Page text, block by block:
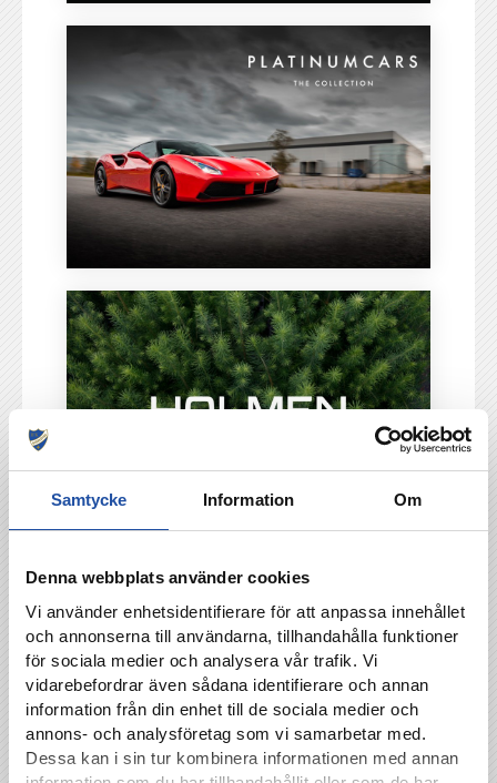
Samtycke Information Om
Denna webbplats använder cookies
Vi använder enhetsidentifierare för att anpassa innehållet
och annonserna till användarna, tillhandahålla funktioner
för sociala medier och analysera vår trafik. Vi
vidarebefordrar även sådana identifierare och annan
information från din enhet till de sociala medier och
annons- och analysföretag som vi samarbetar med.
Dessa kan i sin tur kombinera informationen med annan